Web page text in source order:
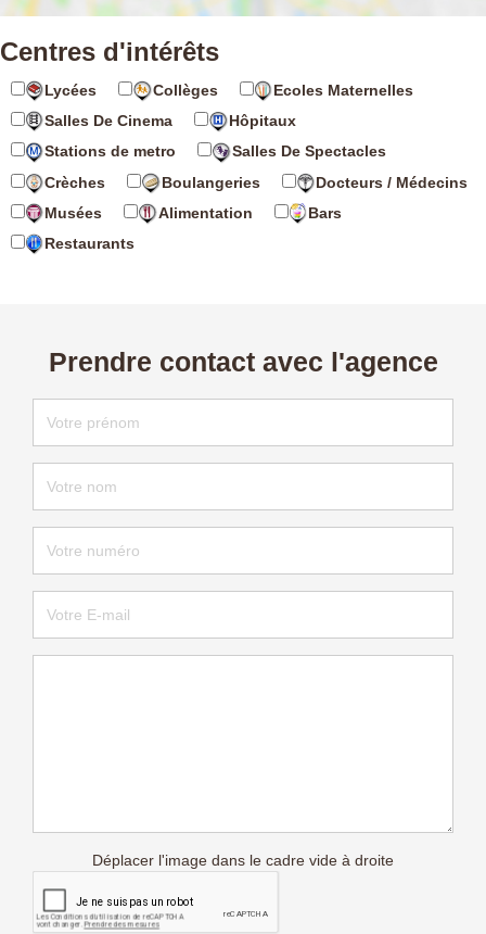
Centres d'intérêts
Lycées Collèges
Ecoles Maternelles
Salles De Cinema
Hôpitaux
Stations de metro
Salles De Spectacles
Crèches
Boulangeries
Docteurs / Médecins
Musées
Alimentation
Bars
Restaurants
Prendre contact avec l'agence
Déplacer l'image dans le cadre vide à droite